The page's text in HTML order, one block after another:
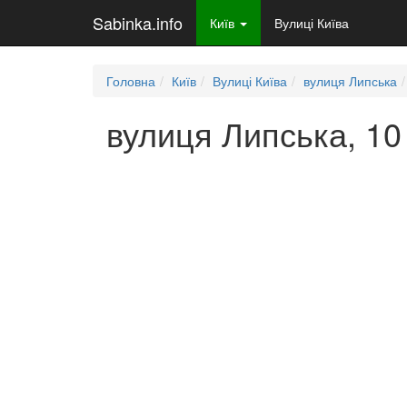
Sabinka.info Київ Вулиці Київа
Головна Київ Вулиці Київа вулиця Липська
вулиця Липська,